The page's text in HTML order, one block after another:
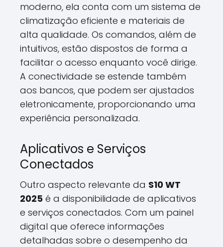
moderno, ela conta com um sistema de
climatização eficiente e materiais de
alta qualidade. Os comandos, além de
intuitivos, estão dispostos de forma a
facilitar o acesso enquanto você dirige.
A conectividade se estende também
aos bancos, que podem ser ajustados
eletronicamente, proporcionando uma
experiência personalizada.
Aplicativos e Serviços
Conectados
Outro aspecto relevante da S10 WT
2025 é a disponibilidade de aplicativos
e serviços conectados. Com um painel
digital que oferece informações
detalhadas sobre o desempenho da